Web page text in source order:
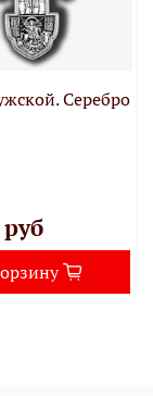
Серебро